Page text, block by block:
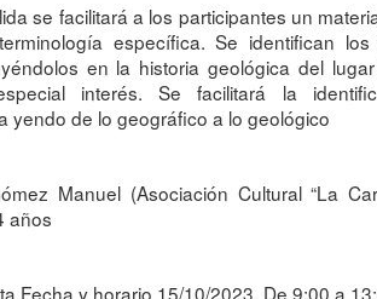
se facilitará a los participantes un
específica. Se identifican
en la historia geológica del
interés. Se facilitará la
yendo de lo geográfico a lo geológico
Manuel (Asociación Cultural “La
años
Fecha y horario 15/10/2023. De 9:00 a